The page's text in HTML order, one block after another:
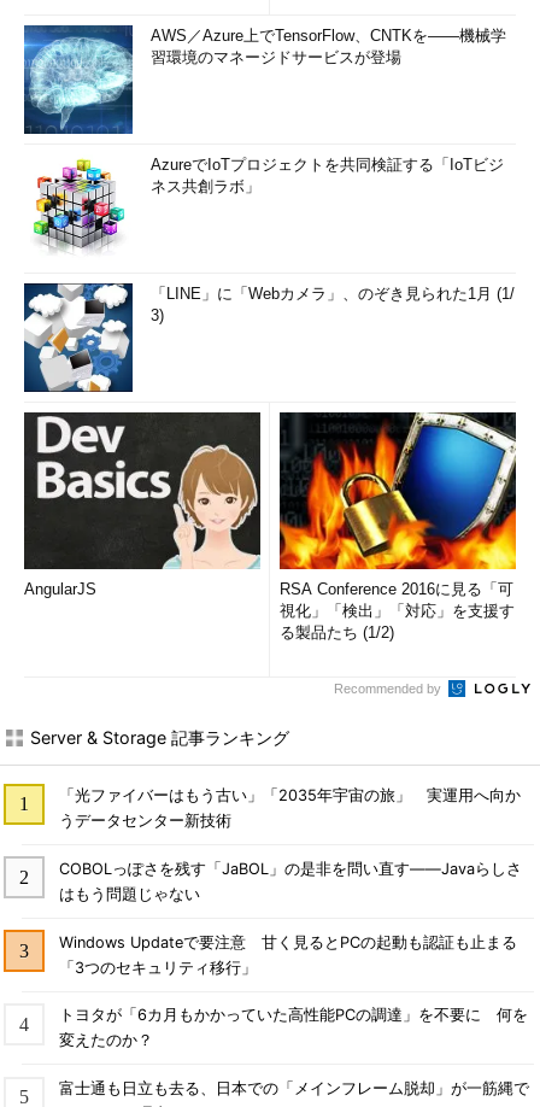
AWS／Azure上でTensorFlow、CNTKを――機械学
習環境のマネージドサービスが登場
AzureでIoTプロジェクトを共同検証する「IoTビジ
ネス共創ラボ」
「LINE」に「Webカメラ」、のぞき見られた1月 (1/
3)
AngularJS
RSA Conference 2016に見る「可
視化」「検出」「対応」を支援す
る製品たち (1/2)
Recommended by
Server & Storage 記事ランキング
「光ファイバーはもう古い」「2035年宇宙の旅」 実運用へ向か
うデータセンター新技術
COBOLっぽさを残す「JaBOL」の是非を問い直す――Javaらしさ
はもう問題じゃない
Windows Updateで要注意 甘く見るとPCの起動も認証も止まる
「3つのセキュリティ移行」
トヨタが「6カ月もかかっていた高性能PCの調達」を不要に 何を
変えたのか？
富士通も日立も去る、日本での「メインフレーム脱却」が一筋縄で